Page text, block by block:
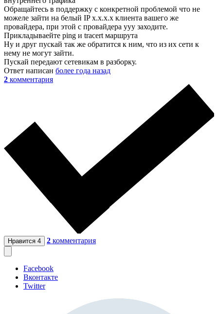
Обращайтесь в поддержку с конкретной проблемой что не
можеле зайти на белый IP x.x.x.x клиента вашего же
провайдера, при этой с провайдера ууу заходите.
Прикладываейте ping и tracert маршрута
Ну и друг пускай так же обратится к ним, что из их сети к
нему не могут зайти.
Пускай передают сетевикам в разборку.
Ответ написан более года назад
2 комментария
Нравится 4 2 комментария
Facebook
Вконтакте
Twitter